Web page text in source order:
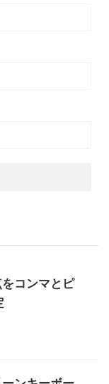
コンマとピ